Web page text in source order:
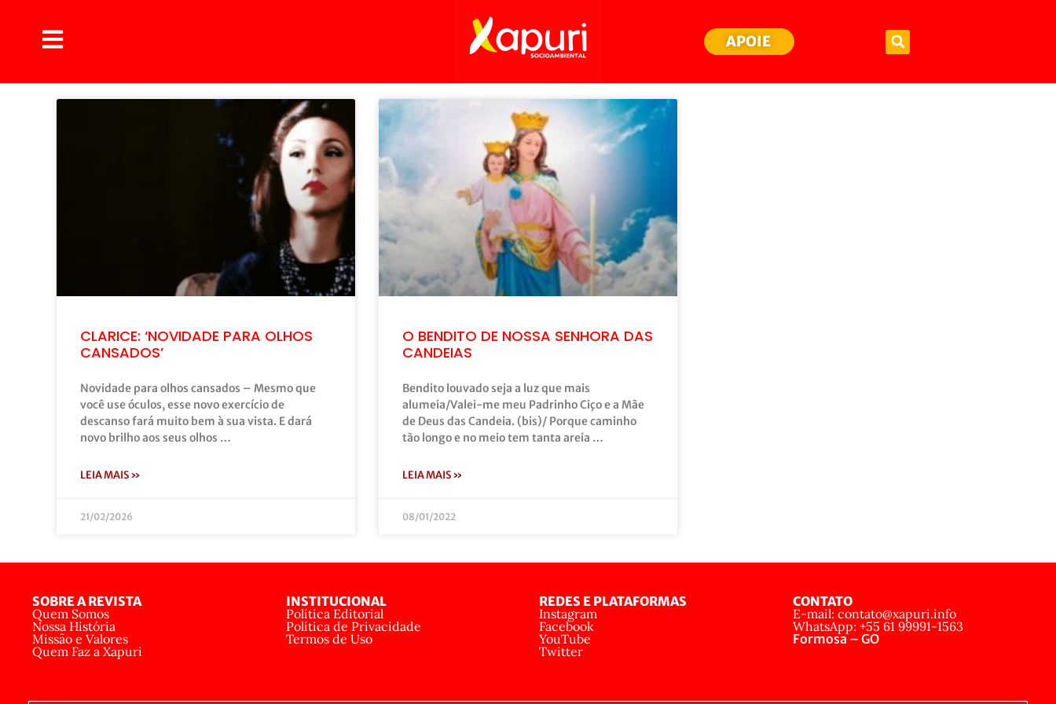
APOIE
CLARICE: ‘NOVIDADE PARA OLHOS
CANSADOS’
Novidade para olhos cansados – Mesmo que
você use óculos, esse novo exercício de
descanso fará muito bem à sua vista. E dará
novo brilho aos seus olhos …
LEIA MAIS »
21/02/2026
O BENDITO DE NOSSA SENHORA DAS
CANDEIAS
Bendito louvado seja a luz que mais
alumeia/Valei-me meu Padrinho Ciço e a Mãe
de Deus das Candeia. (bis)/ Porque caminho
tão longo e no meio tem tanta areia …
LEIA MAIS »
08/01/2022
SOBRE A REVISTA
Quem Somos
Nossa História
Missão e Valores
Quem Faz a Xapuri
INSTITUCIONAL
Política Editorial
Política de Privacidade
Termos de Uso
REDES E PLATAFORMAS
Instagram
Facebook
YouTube
Twitter
CONTATO
E-mail: contato@xapuri.info
WhatsApp: +55 61 99991-1563
Formosa – GO